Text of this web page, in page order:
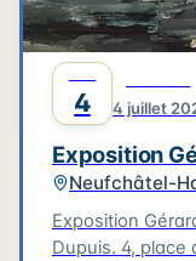
4 4 juillet
Exposition
Neufchâtel-
Exposition
Dupuis. 4, place